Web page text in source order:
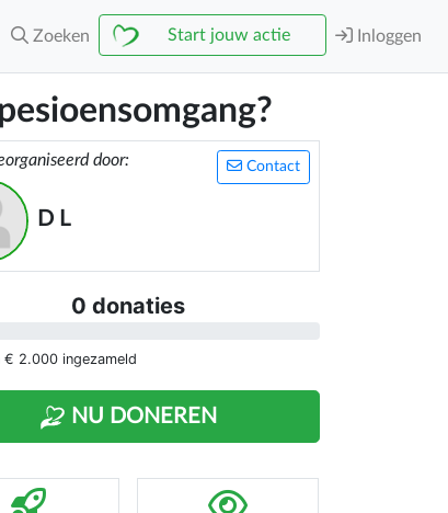
Zoeken Start jouw actie Inloggen
Contact
door:
D L
0 donaties
€ 2.000 ingezameld
NU DONEREN